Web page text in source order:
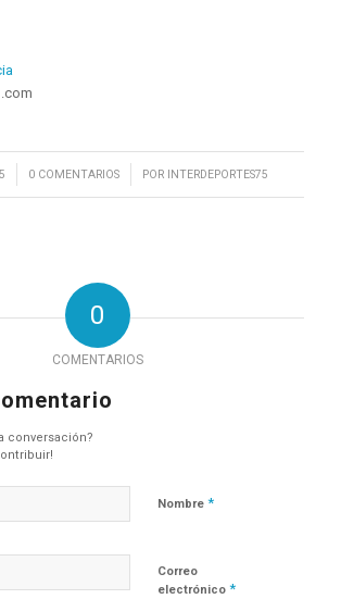
0 COMENTARIOS
/ POR INTERDEPORTES75
0
COMENTARIOS
conversación?
Nombre *
Correo
electrónico *